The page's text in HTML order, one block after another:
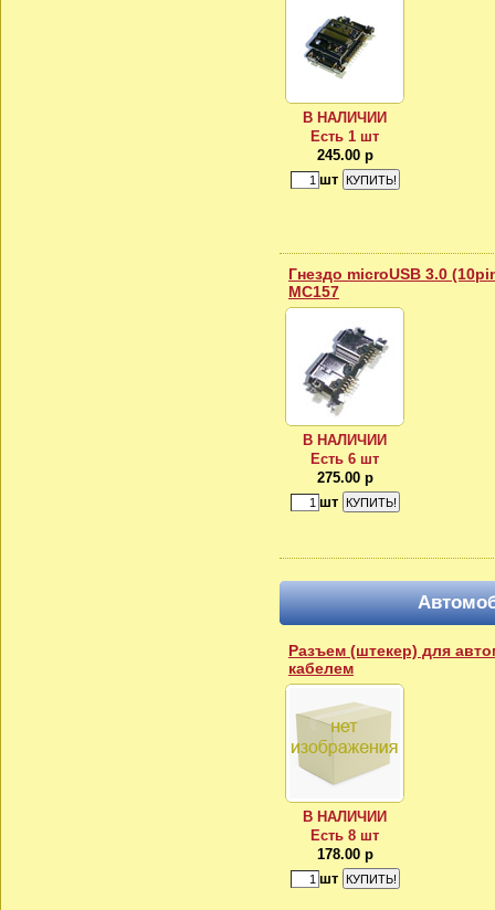
В НАЛИЧИИ
Есть 1 шт
245.00 р
шт
Гнездо microUSB 3.0
MC157
В НАЛИЧИИ
Есть 6 шт
275.00 р
шт
Разъем (штекер) для
кабелем
В НАЛИЧИИ
Есть 8 шт
178.00 р
шт